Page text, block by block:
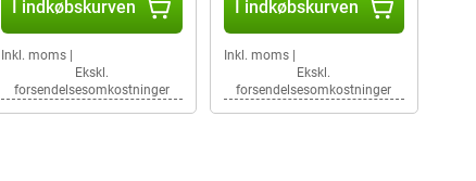
I indkøbskurven
Inkl. moms|
Ekskl.
forsendelsesomkostninger
I indkøbskurven
Inkl. moms|
Ekskl.
forsendelsesomkostninger